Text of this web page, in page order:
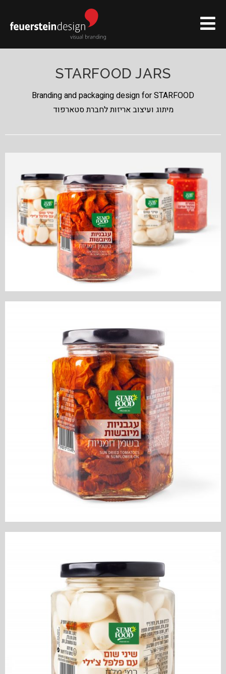
STARFOOD JARS
Branding and packaging design for STARFOOD
מיתוג ועיצוב אריזות לחברת סטארפוד